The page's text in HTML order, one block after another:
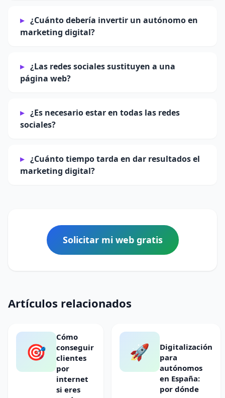
¿Cuánto debería invertir un autónomo en
marketing digital?
¿Las redes sociales sustituyen a una
página web?
¿Es necesario estar en todas las redes
sociales?
¿Cuánto tiempo tarda en dar resultados el
marketing digital?
Solicitar mi web gratis
Artículos relacionados
🎯
Cómo
conseguir
clientes
por
internet
si eres
🚀
Digitalización
para
autónomos
en España:
por dónde